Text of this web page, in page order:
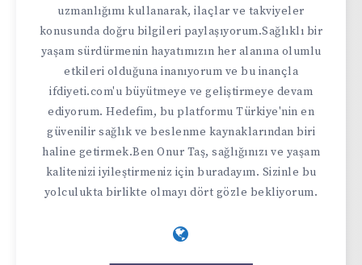
uzmanlığımı kullanarak, ilaçlar ve takviyeler
konusunda doğru bilgileri paylaşıyorum.Sağlıklı bir
yaşam sürdürmenin hayatımızın her alanına olumlu
etkileri olduğuna inanıyorum ve bu inançla
ifdiyeti.com'u büyütmeye ve geliştirmeye devam
ediyorum. Hedefim, bu platformu Türkiye'nin en
güvenilir sağlık ve beslenme kaynaklarından biri
haline getirmek.Ben Onur Taş, sağlığınızı ve yaşam
kalitenizi iyileştirmeniz için buradayım. Sizinle bu
yolculukta birlikte olmayı dört gözle bekliyorum.